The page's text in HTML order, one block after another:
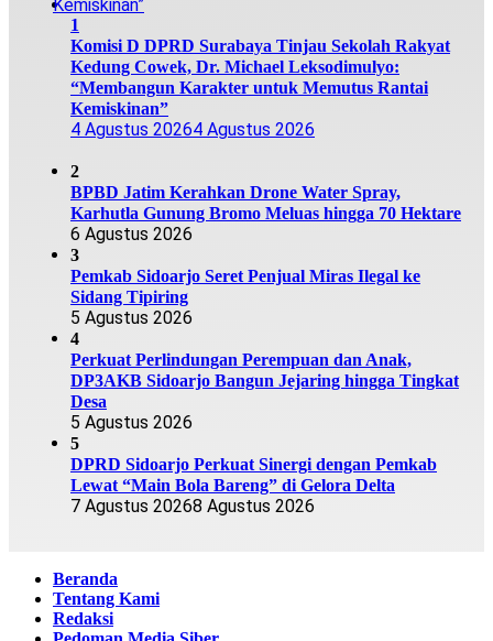
1
Komisi D DPRD Surabaya Tinjau Sekolah Rakyat
Kedung Cowek, Dr. Michael Leksodimulyo:
“Membangun Karakter untuk Memutus Rantai
Kemiskinan”
4 Agustus 20264 Agustus 2026
2
BPBD Jatim Kerahkan Drone Water Spray,
Karhutla Gunung Bromo Meluas hingga 70 Hektare
6 Agustus 2026
3
Pemkab Sidoarjo Seret Penjual Miras Ilegal ke
Sidang Tipiring
5 Agustus 2026
4
Perkuat Perlindungan Perempuan dan Anak,
DP3AKB Sidoarjo Bangun Jejaring hingga Tingkat
Desa
5 Agustus 2026
5
DPRD Sidoarjo Perkuat Sinergi dengan Pemkab
Lewat “Main Bola Bareng” di Gelora Delta
7 Agustus 20268 Agustus 2026
Beranda
Tentang Kami
Redaksi